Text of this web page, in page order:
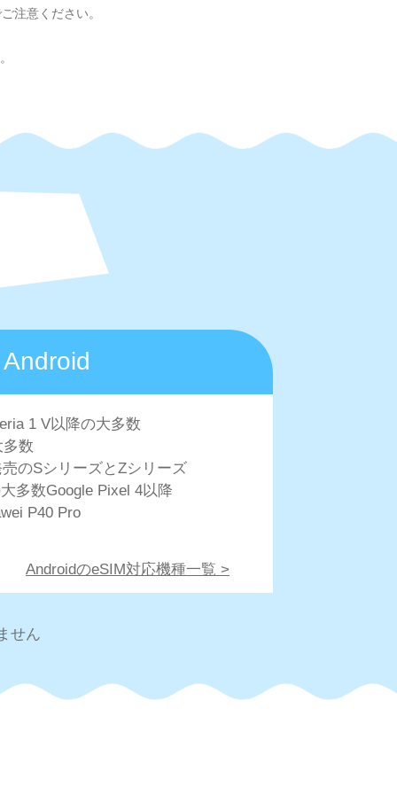
注意ください。
Android
1 V以降の大多数
多数
のSシリーズとZシリーズ
多数Google Pixel 4以降
P40 Pro
AndroidのeSIM対応機種一覧 >
せん